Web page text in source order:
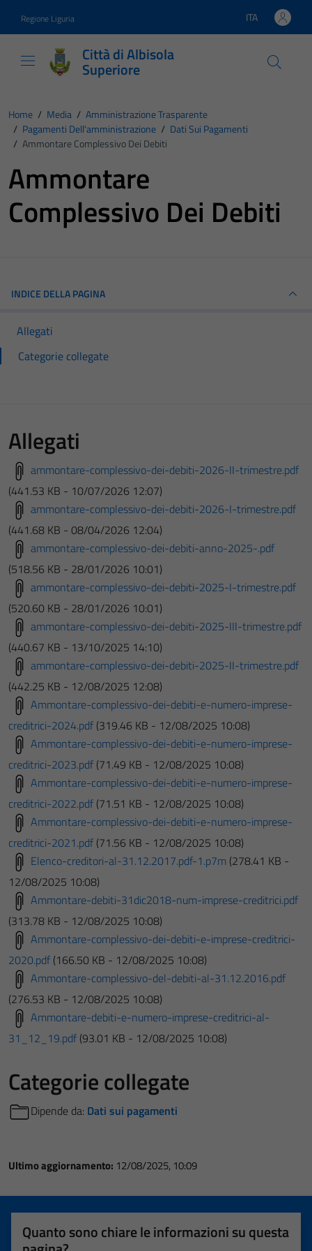
Regione Liguria Lingua attiva:
ITA
Città di Albisola
Superiore
Home / Media / Amministrazione Trasparente
/ Pagamenti Dell'amministrazione / Dati Sui Pagamenti
/ Ammontare Complessivo Dei Debiti
Ammontare
Complessivo Dei Debiti
INDICE DELLA PAGINA
Allegati
Categorie collegate
Allegati
ammontare-complessivo-dei-debiti-2026-II-trimestre.pdf
(441.53 KB - 10/07/2026 12:07)
ammontare-complessivo-dei-debiti-2026-I-trimestre.pdf
(441.68 KB - 08/04/2026 12:04)
ammontare-complessivo-dei-debiti-anno-2025-.pdf
(518.56 KB - 28/01/2026 10:01)
ammontare-complessivo-dei-debiti-2025-I-trimestre.pdf
(520.60 KB - 28/01/2026 10:01)
ammontare-complessivo-dei-debiti-2025-III-trimestre.pdf
(440.67 KB - 13/10/2025 14:10)
ammontare-complessivo-dei-debiti-2025-II-trimestre.pdf
(442.25 KB - 12/08/2025 12:08)
Ammontare-complessivo-dei-debiti-e-numero-imprese-
creditrici-2024.pdf (319.46 KB - 12/08/2025 10:08)
Ammontare-complessivo-dei-debiti-e-numero-imprese-
creditrici-2023.pdf (71.49 KB - 12/08/2025 10:08)
Ammontare-complessivo-dei-debiti-e-numero-imprese-
creditrici-2022.pdf (71.51 KB - 12/08/2025 10:08)
Ammontare-complessivo-dei-debiti-e-numero-imprese-
creditrici-2021.pdf (71.56 KB - 12/08/2025 10:08)
Elenco-creditori-al-31.12.2017.pdf-1.p7m (278.41 KB -
12/08/2025 10:08)
Ammontare-debiti-31dic2018-num-imprese-creditrici.pdf
(313.78 KB - 12/08/2025 10:08)
Ammontare-complessivo-dei-debiti-e-imprese-creditrici-
2020.pdf (166.50 KB - 12/08/2025 10:08)
Ammontare-complessivo-del-debiti-al-31.12.2016.pdf
(276.53 KB - 12/08/2025 10:08)
Ammontare-debiti-e-numero-imprese-creditrici-al-
31_12_19.pdf (93.01 KB - 12/08/2025 10:08)
Categorie collegate
Dipende da: Dati sui pagamenti
Ultimo aggiornamento: 12/08/2025, 10:09
Quanto sono chiare le informazioni su questa